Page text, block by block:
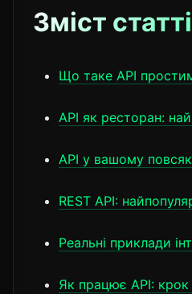
Зміст
Що таке API
API як ресторан:
API у вашому
REST API:
Реальні приклади
Як працює API: